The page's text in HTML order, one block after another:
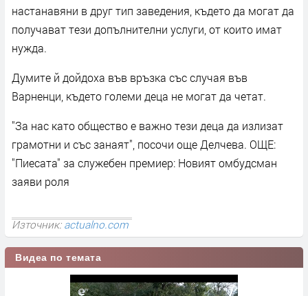
настанавяни в друг тип заведения, където да могат да
получават тези допълнителни услуги, от които имат
нужда.
Думите й дойдоха във връзка със случая във
Варненци, където големи деца не могат да четат.
"За нас като общество е важно тези деца да излизат
грамотни и със занаят", посочи още Делчева. ОЩЕ:
"Пиесата" за служебен премиер: Новият омбудсман
заяви роля
Източник:actualno.com
Видеа по темата